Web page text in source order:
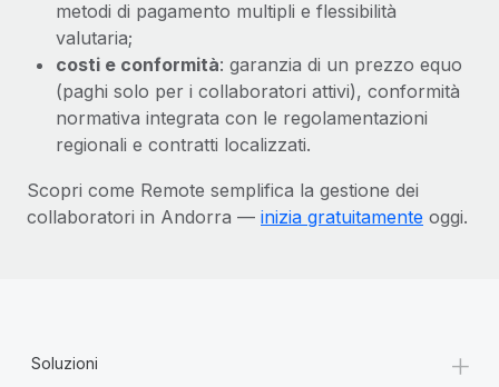
metodi di pagamento multipli e flessibilità
valutaria;
costi e conformità: garanzia di un prezzo equo
(paghi solo per i collaboratori attivi), conformità
normativa integrata con le regolamentazioni
regionali e contratti localizzati.
Scopri come Remote semplifica la gestione dei
collaboratori in Andorra — inizia gratuitamente oggi.
Soluzioni +